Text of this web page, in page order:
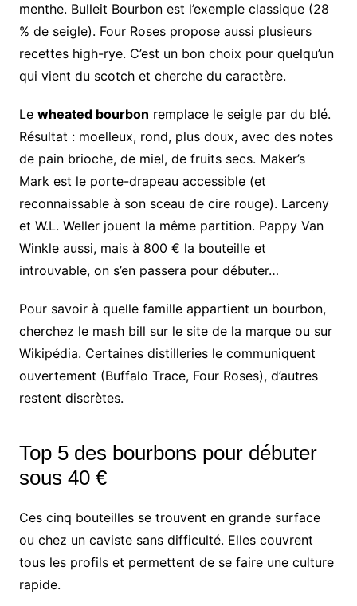
menthe. Bulleit Bourbon est l’exemple classique (28
% de seigle). Four Roses propose aussi plusieurs
recettes high-rye. C’est un bon choix pour quelqu’un
qui vient du scotch et cherche du caractère.
Le wheated bourbon remplace le seigle par du blé.
Résultat : moelleux, rond, plus doux, avec des notes
de pain brioche, de miel, de fruits secs. Maker’s
Mark est le porte-drapeau accessible (et
reconnaissable à son sceau de cire rouge). Larceny
et W.L. Weller jouent la même partition. Pappy Van
Winkle aussi, mais à 800 € la bouteille et
introuvable, on s’en passera pour débuter…
Pour savoir à quelle famille appartient un bourbon,
cherchez le mash bill sur le site de la marque ou sur
Wikipédia. Certaines distilleries le communiquent
ouvertement (Buffalo Trace, Four Roses), d’autres
restent discrètes.
Top 5 des bourbons pour débuter
sous 40 €
Ces cinq bouteilles se trouvent en grande surface
ou chez un caviste sans difficulté. Elles couvrent
tous les profils et permettent de se faire une culture
rapide.